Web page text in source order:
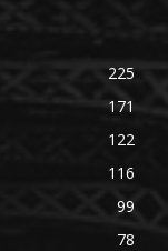
225
171
122
116
99
78